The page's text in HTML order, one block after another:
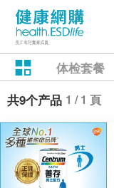
体检套餐
共9个产品 1 / 1 頁